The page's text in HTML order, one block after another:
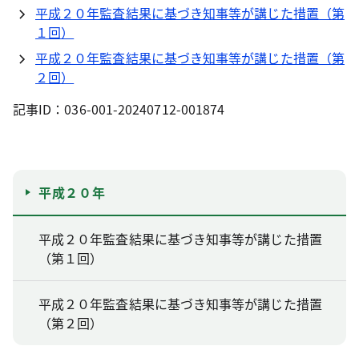
平成２０年監査結果に基づき知事等が講じた措置（第
１回）
平成２０年監査結果に基づき知事等が講じた措置（第
２回）
記事ID：036-001-20240712-001874
平成２０年
平成２０年監査結果に基づき知事等が講じた措置
（第１回）
平成２０年監査結果に基づき知事等が講じた措置
（第２回）